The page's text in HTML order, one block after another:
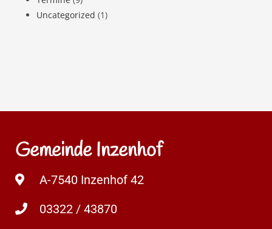
Uncategorized (1)
Gemeinde Inzenhof
A-7540 Inzenhof 42
03322 / 43870